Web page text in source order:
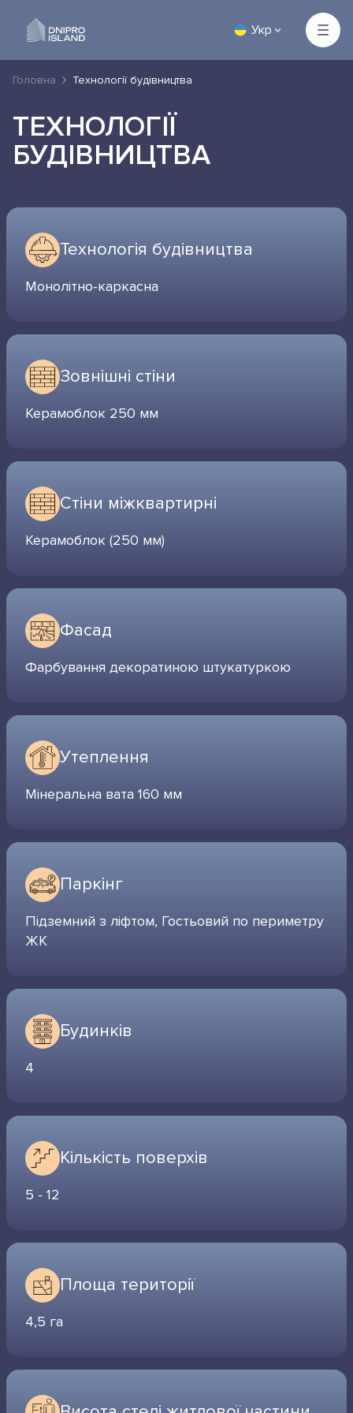
Укр
Головна Технології будівництва
ТЕХНОЛОГІЇ
БУДІВНИЦТВА
Технологія будівництва
Монолітно-каркасна
Зовнішні стіни
Керамоблок 250 мм
Cтіни міжквартирні
Керамоблок (250 мм)
Фасад
Фарбування декоратиною штукатуркою
Утеплення
Мінеральна вата 160 мм
Паркінг
Підземний з ліфтом, Гостьовий по периметру
ЖК
Будинків
4
Кількість поверхів
5 - 12
Площа території
4,5 га